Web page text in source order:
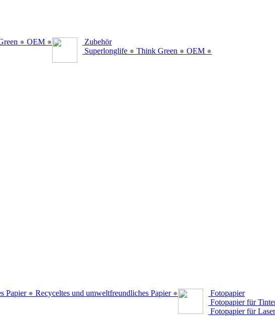
● OEM ●
Zubehör
Superlonglife ● Think Green ● OEM ●
Papier ● Recyceltes und umweltfreundliches Papier ●
Fotopapier
Fotopapier für
Fotopapier für